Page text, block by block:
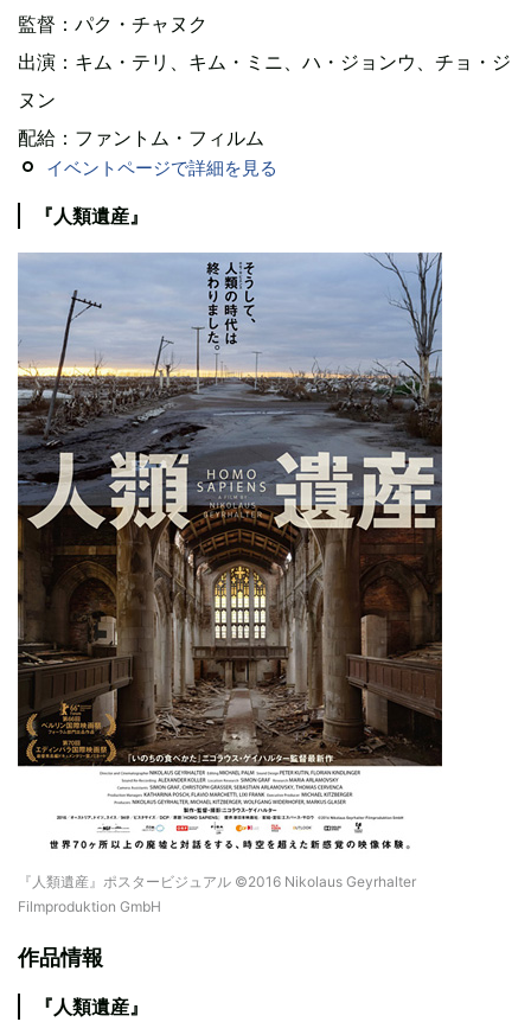
監督：パク・チャヌク
出演：キム・テリ、キム・ミニ、ハ・ジョンウ、チョ・ジ
ヌン
配給：ファントム・フィルム
イベントページで詳細を見る
『人類遺産』
『人類遺産』ポスタービジュアル ©2016 Nikolaus Geyrhalter
Filmproduktion GmbH
作品情報
『人類遺産』